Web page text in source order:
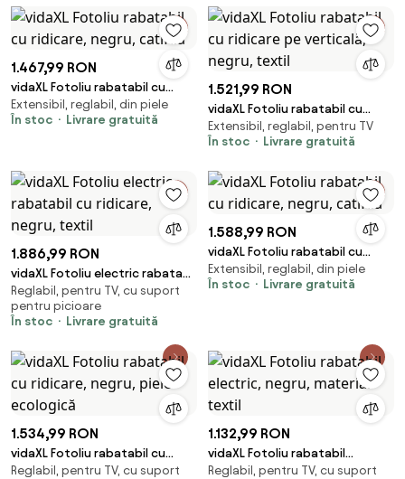
1.467,99 RON
vidaXL Fotoliu rabatabil cu
ridicare, negru, catifea
Extensibil, reglabil, din piele
În stoc
Livrare gratuită
1.521,99 RON
vidaXL Fotoliu rabatabil cu
ridicare pe verticală, negru,
textil
Extensibil, reglabil, pentru TV
În stoc
Livrare gratuită
1.886,99 RON
vidaXL Fotoliu electric rabatabil
cu ridicare, negru, textil
Reglabil, pentru TV, cu suport
pentru picioare
În stoc
Livrare gratuită
1.588,99 RON
vidaXL Fotoliu rabatabil cu
ridicare, negru, catifea
Extensibil, reglabil, din piele
În stoc
Livrare gratuită
1.534,99 RON
vidaXL Fotoliu rabatabil cu
ridicare, negru, piele ecologică
Reglabil, pentru TV, cu suport
1.132,99 RON
vidaXL Fotoliu rabatabil
electric, negru, material textil
Reglabil, pentru TV, cu suport